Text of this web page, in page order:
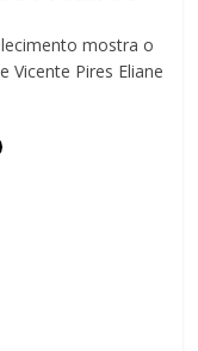
mostra o
Vicente Pires Eliane